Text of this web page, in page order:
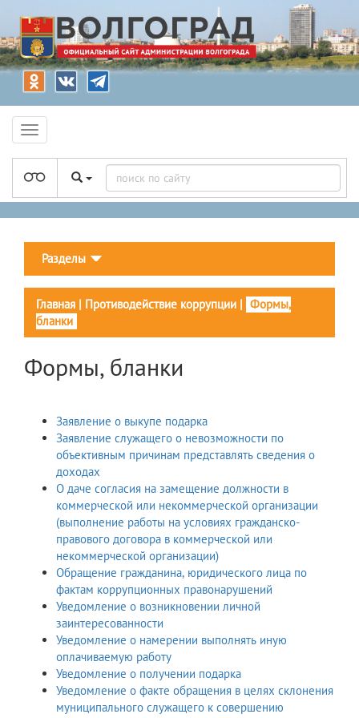
Разделы
Главная | Противодействие коррупции | Формы,
бланки
Формы, бланки
Заявление о выкупе подарка
Заявление служащего о невозможности по
объективным причинам представлять сведения о
доходах
О даче согласия на замещение должности в
коммерческой или некоммерческой организации
(выполнение работы на условиях гражданско-
правового договора в коммерческой или
некоммерческой организации)
Обращение гражданина, юридического лица по
фактам коррупционных правонарушений
Уведомление о возникновении личной
заинтересованности
Уведомление о намерении выполнять иную
оплачиваемую работу
Уведомление о получении подарка
Уведомление о факте обращения в целях склонения
муниципального служащего к совершению